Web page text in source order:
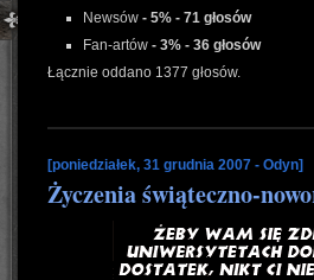
Newsów - 5% - 71 głosów
Fan-artów - 3% - 36 głosów
Łącznie oddano 1377 głosów.
[poniedziałek, 31 grudnia 2007 - Odyn]
Życzenia świąteczno-